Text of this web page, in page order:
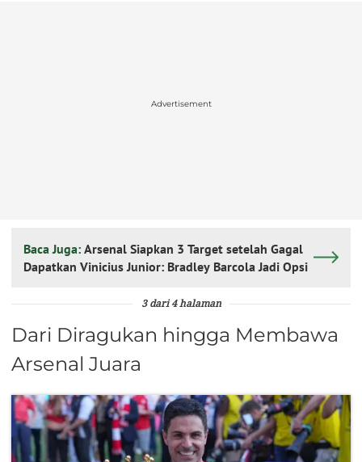
Advertisement
Baca Juga: Arsenal Siapkan 3 Target setelah Gagal
Dapatkan Vinicius Junior: Bradley Barcola Jadi Opsi
3 dari 4 halaman
Dari Diragukan hingga Membawa
Arsenal Juara